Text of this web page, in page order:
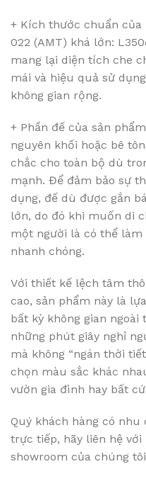
+ Kích thước chuẩn của
022 (AMT) khá lớn:
mang lại diện tích che
mái và hiệu quả sử
không gian rộng.
+ Phần đế của sản
nguyên khối hoặc bê
chắc cho toàn bộ dù
mạnh. Để đảm bảo sự
dụng, đế dù được gắn
lớn, do đó khi muốn di
một người là có thể làm
nhanh chóng.
Với thiết kế lệch tâm
cao, sản phẩm này là
bất kỳ không gian
những phút giây nghỉ
mà không “ngán thời
chọn màu sắc khác
vườn gia đình hay bất
Quý khách hàng có
trực tiếp, hãy liên hệ với
showroom của chúng